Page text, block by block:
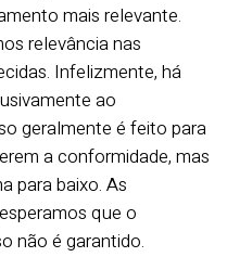
mais relevante.
relevância nas
Infelizmente, há
ao
geralmente é feito para
a conformidade, mas
para baixo. As
que o
não é garantido.